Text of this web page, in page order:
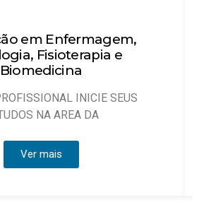
em Enfermagem
Habilitar técnicos de enfermagem
Ver mais